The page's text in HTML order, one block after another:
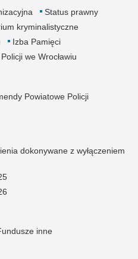
Status prawny
kryminalistyczne
Izba Pamięci
we Wrocławiu
Powiatowe Policji
dokonywane z wyłączeniem
inne